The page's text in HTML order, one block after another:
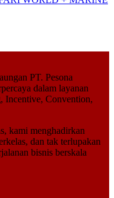
PT. Pesona
dalam layanan
Incentive, Convention,
kami menghadirkan
dan tak terlupakan
bisnis berskala